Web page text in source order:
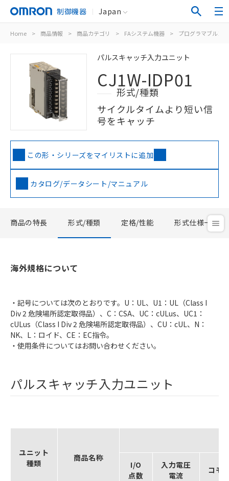
制御機器 Japan
Home > 商品情報 > 商品カテゴリ > FAシステム機器 > プログラマブルコ
パルスキャッチ入力ユニット
CJ1W-IDP01
形式/種類
サイクルタイムより短い信
号をキャッチ
この形・シリーズをマイリストに追加
カタログ/データシート/マニュアル
商品の特長 形式/種類 定格/性能 形式仕様一覧
海外規格について
・記号については次のとおりです。U：UL、U1：UL（Class I
Div 2 危険場所認定取得品）、C：CSA、UC：cULus、UC1：
cULus（Class I Div 2 危険場所認定取得品）、CU：cUL、N：
NK、L：ロイド、CE：EC指令。
・使用条件についてはお問い合わせください。
パルスキャッチ入力ユニット
ユニット
種類
商品名称
I/O
点数
入力電圧
電流
コモ